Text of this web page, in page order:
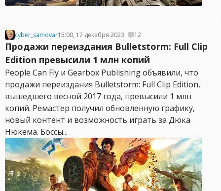
cyber_samovar15:00, 17 декабря 2023 12
Продажи переиздания Bulletstorm: Full Clip
Edition превысили 1 млн копий
People Can Fly и Gearbox Publishing объявили, что
продажи переиздания Bulletstorm: Full Clip Edition,
вышедшего весной 2017 года, превысили 1 млн
копий. Ремастер получил обновленную графику,
новый контент и возможность играть за Дюка
Нюкема. Боссы...